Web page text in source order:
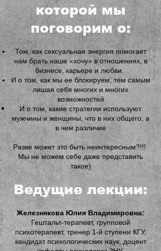
которой мы
поговорим о:
Том, как сексуальная энергия помогает
нам брать наше «хочу» в отношениях, в
бизнесе, карьере и любви.
И о том, как мы ее блокируем, тем самым
лишая себя многих и многих
возможностей
И о том, какие стратегии используют
мужчины и женщины, что в них общего, а
в чем различие
Разве может это быть неинтересным?!!!
Мы не можем себе даже представить
такое)
Ведущие лекции:
Железнякова Юлия Владимировна:
Гештальт-терапевт, групповой
психотерапевт, тренер 1-й ступени КГУ,
кандидат психологических наук, доцент